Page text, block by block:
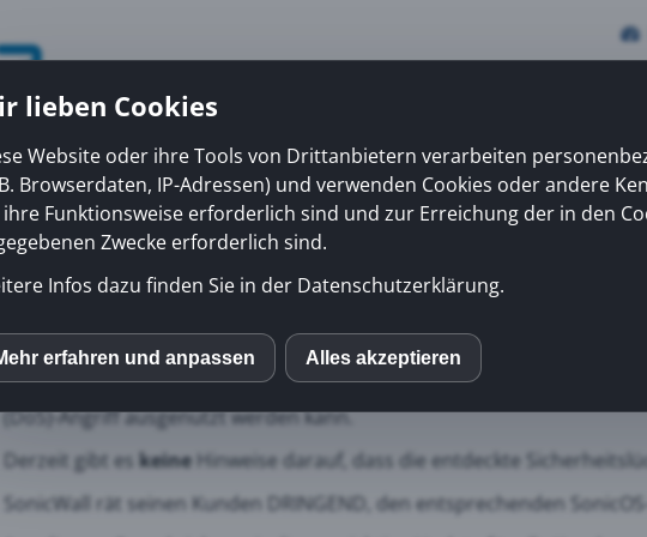
Services Erfolge News Kiosk Über uns
font>
Physische und virtuelle Firewalls von SonicWall, auf denen die aktuelle
laufen, enthalten möglicherweise eine Sicherheitslücke, die für einen
(DoS)-Angriff ausgenutzt werden kann.
Derzeit gibt es keine Hinweise darauf, dass die entdeckte
SonicWall rät seinen Kunden DRINGEND, den entsprechenden
lieben Cookies
Website oder ihre Tools von Drittanbietern verarbeiten
Browserdaten, IP-Adressen) und verwenden Cookies oder andere
Funktionsweise erforderlich sind und zur Erreichung der in den
Zwecke erforderlich sind.
Infos dazu finden Sie in der Datenschutzerklärung.
inCMS
Matomo (Piwik)
erfahren und anpassen Alles akzeptieren